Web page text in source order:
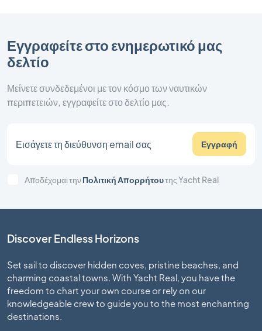
Εγγραφείτε στο ενημερωτικό μας
δελτίο
Μείνετε συνδεδεμένοι με τον κόσμο των ναυτικών
περιπετειών, εγγραφείτε στο δελτίο μας.
Εγγραφή
Αποδέχομαι τηνΠολιτική Απορρήτουτης Yacht Real
Discover Endless Horizons
Set sail to discover hidden coves, pristine beaches, and
charming coastal towns. With Yacht Real, you have the
freedom to chart your own course or rely on our
knowledgeable crew to guide you to the most enchanting
destinations.